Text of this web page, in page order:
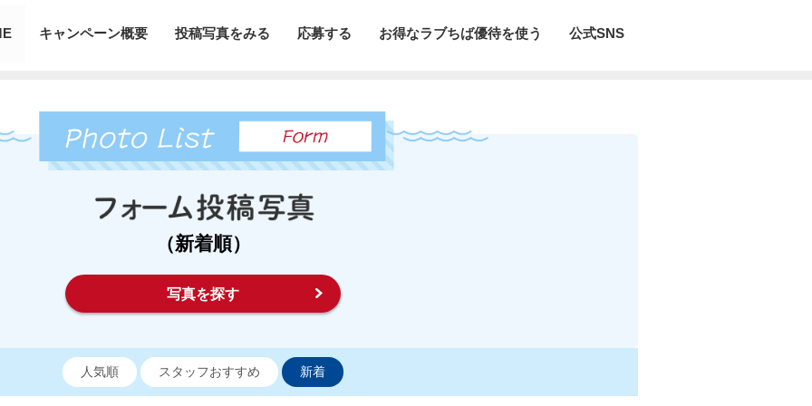
キャンペーン概要 投稿写真をみる 応募する お得なラブちば優待を使う 公式SNS
（新着順）
写真を探す
人気順 スタッフおすすめ 新着